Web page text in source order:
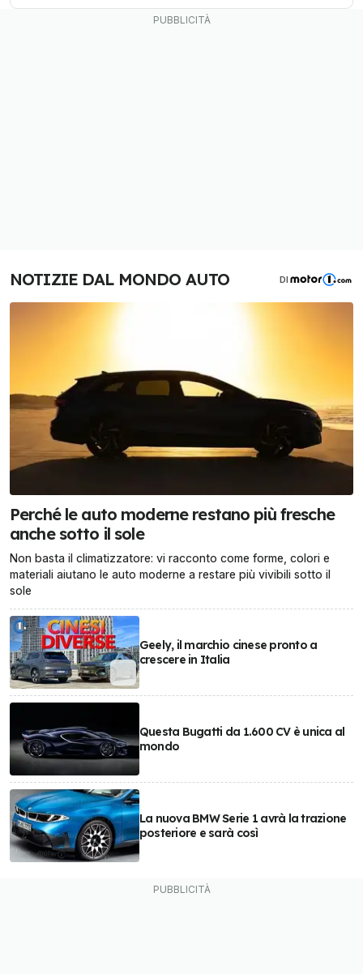
NOTIZIE DAL MONDO AUTO DI
Perché le auto moderne restano più fresche
anche sotto il sole
Non basta il climatizzatore: vi racconto come forme, colori e
materiali aiutano le auto moderne a restare più vivibili sotto il
sole
Geely, il marchio cinese pronto a
crescere in Italia
Questa Bugatti da 1.600 CV è unica al
mondo
La nuova BMW Serie 1 avrà la trazione
posteriore e sarà così